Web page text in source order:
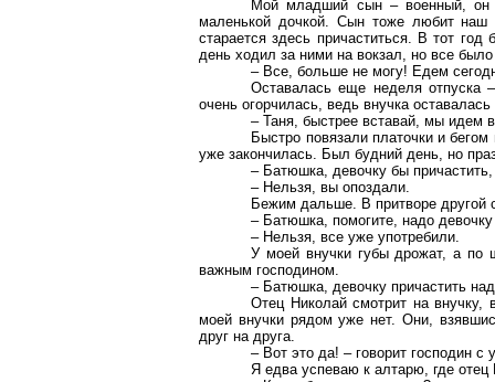
Мой младший сын – военный, он
маленькой дочкой. Сын тоже любит наш
старается здесь причаститься. В тот
день ходил за ними на вокзал, но все
– Все, больше не могу! Едем
Оставалась еще неделя отпуска
очень огорчилась, ведь внучка
– Таня, быстрее вставай, мы идем
Быстро повязали платочки и
уже закончилась. Был будний день, но
– Батюшка, девочку бы
– Нельзя, вы опоздали.
Бежим дальше. В притворе другой
– Батюшка, помогите, надо
– Нельзя, все уже употребили.
У моей внучки губы дрожат, а по
важным господином.
– Батюшка, девочку причастить
Отец Николай смотрит на
моей внучки рядом уже нет. Они,
друг на друга.
– Вот это да! – говорит господин с
Я едва успеваю к алтарю, где